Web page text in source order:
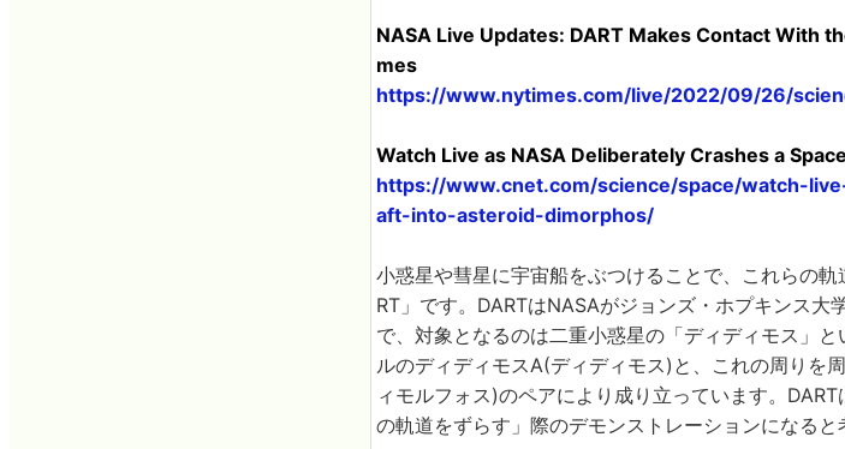
NASA Live Updates: DART Makes Contact With
mes
https://www.nytimes.com/live/2022/09/26/
Watch Live as NASA Deliberately Crashes a
https://www.cnet.com/science/space/watch-
aft-into-asteroid-dimorphos/
小惑星や彗星に宇宙船をぶつけることで、これらの
RT」です。DARTはNASAがジョンズ・ホプキンス大
で、対象となるのは二重小惑星の「ディディモス」
ルのディディモスA(ディディモス)と、これの周りを
ィモルフォス)のペアにより成り立っています。
の軌道をずらす」際のデモンストレーションになると